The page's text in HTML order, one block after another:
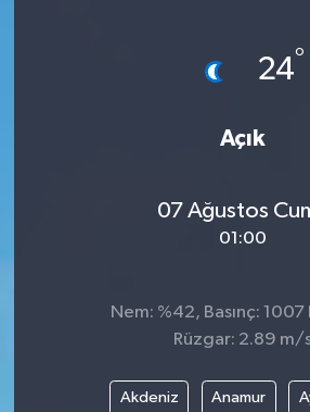
24°
Açık
07 Ağustos
01:00
Nem: %42, Basınç: 1007
Rüzgar: 2.89 m/
Akdeniz Anamur